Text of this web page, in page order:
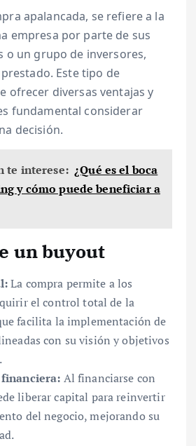
apalancada, se refiere a la
empresa por parte de sus
o un grupo de inversores,
Este tipo de
ofrecer diversas ventajas y
fundamental considerar
decisión.
te interese: ¿Qué es el boca
y cómo puede beneficiar a
un buyout
La compra permite a los
el control total de la
facilita la implementación de
con su visión y objetivos
Al financiarse con
liberar capital para reinvertir
del negocio, mejorando su